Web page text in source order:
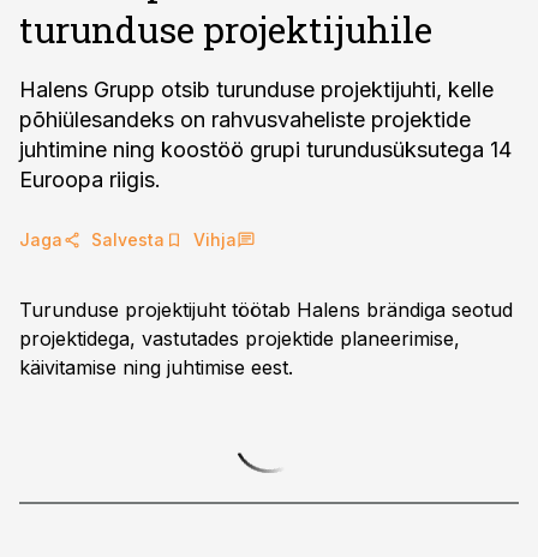
turunduse projektijuhile
Halens Grupp otsib turunduse projektijuhti, kelle
põhiülesandeks on rahvusvaheliste projektide
juhtimine ning koostöö grupi turundusüksutega 14
Euroopa riigis.
Jaga Salvesta Vihja
Turunduse projektijuht töötab Halens brändiga seotud
projektidega, vastutades projektide planeerimise,
käivitamise ning juhtimise eest.